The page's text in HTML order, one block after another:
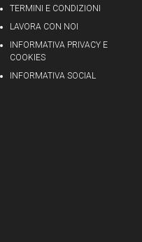
TERMINI E CONDIZIONI
LAVORA CON NOI
INFORMATIVA PRIVACY E
COOKIES
INFORMATIVA SOCIAL